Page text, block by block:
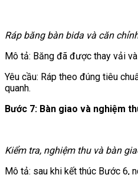
Ráp băng bàn bida và căn
Mô tả: Băng đã được thay vải
Yêu cầu: Ráp theo đúng tiêu
quanh.
Bước 7: Bàn giao và nghiệm
Kiểm tra, nghiệm thu và bàn
Mô tả: sau khi kết thúc Bước 6,